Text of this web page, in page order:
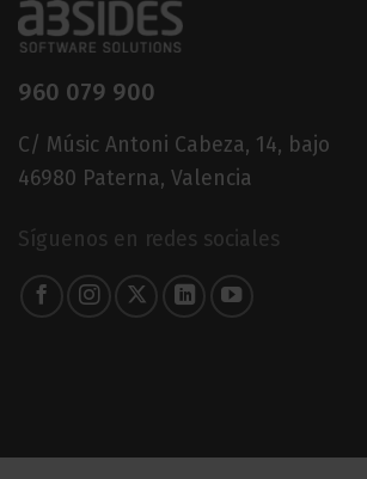
960 079 900
C/ Músic Antoni Cabeza, 14, bajo
46980 Paterna, Valencia
Síguenos en redes sociales